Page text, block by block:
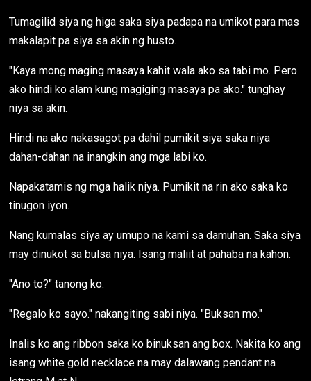
Tumagilid siya ng higa saka siya padapa na umikot para mas
makalapit pa siya sa akin ng husto.
"Kaya mong maging masaya kahit wala ako sa tabi mo. Pero
ako hindi ko alam kung magiging masaya pa ako." tunghay
niya sa akin.
Hindi na ako nakasagot pa dahil pumikit siya saka niya
dahan-dahan na inangkin ang mga labi ko.
Napakatamis ng mga halik niya. Pumikit na rin ako saka ko
tinugon iyon.
Nang kumalas siya ay umupo na kami sa damuhan. Saka siya
may dinukot sa bulsa niya. Isang maliit at pahaba na kahon.
"Ano to?" tanong ko.
"Regalo ko sayo." nakangiting sabi niya. "Buksan mo."
Inalis ko ang ribbon saka ko binuksan ang box. Nakita ko ang
isang white gold necklace na may dalawang pendant na